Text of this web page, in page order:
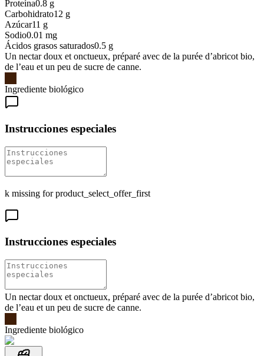
Proteína0.8 g
Carbohidrato12 g
Azúcar11 g
Sodio0.01 mg
Ácidos grasos saturados0.5 g
Un nectar doux et onctueux, préparé avec de la purée d’abricot bio,
de l’eau et un peu de sucre de canne.
Ingrediente biológico
Instrucciones especiales
k missing for product_select_offer_first
Instrucciones especiales
Un nectar doux et onctueux, préparé avec de la purée d’abricot bio,
de l’eau et un peu de sucre de canne.
Ingrediente biológico